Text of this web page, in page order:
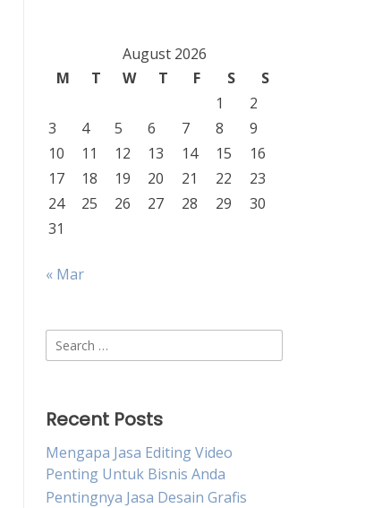
August 2026
M
T W T F S
S
1
2
3
4 5 6 7 8
9
10
11 12 13 14 15
16
17
18 19 20 21 22
23
24
25 26 27 28 29
30
31
« Mar
Search
for:
Recent Posts
Mengapa Jasa Editing Video
Penting Untuk Bisnis Anda
Pentingnya Jasa Desain Grafis